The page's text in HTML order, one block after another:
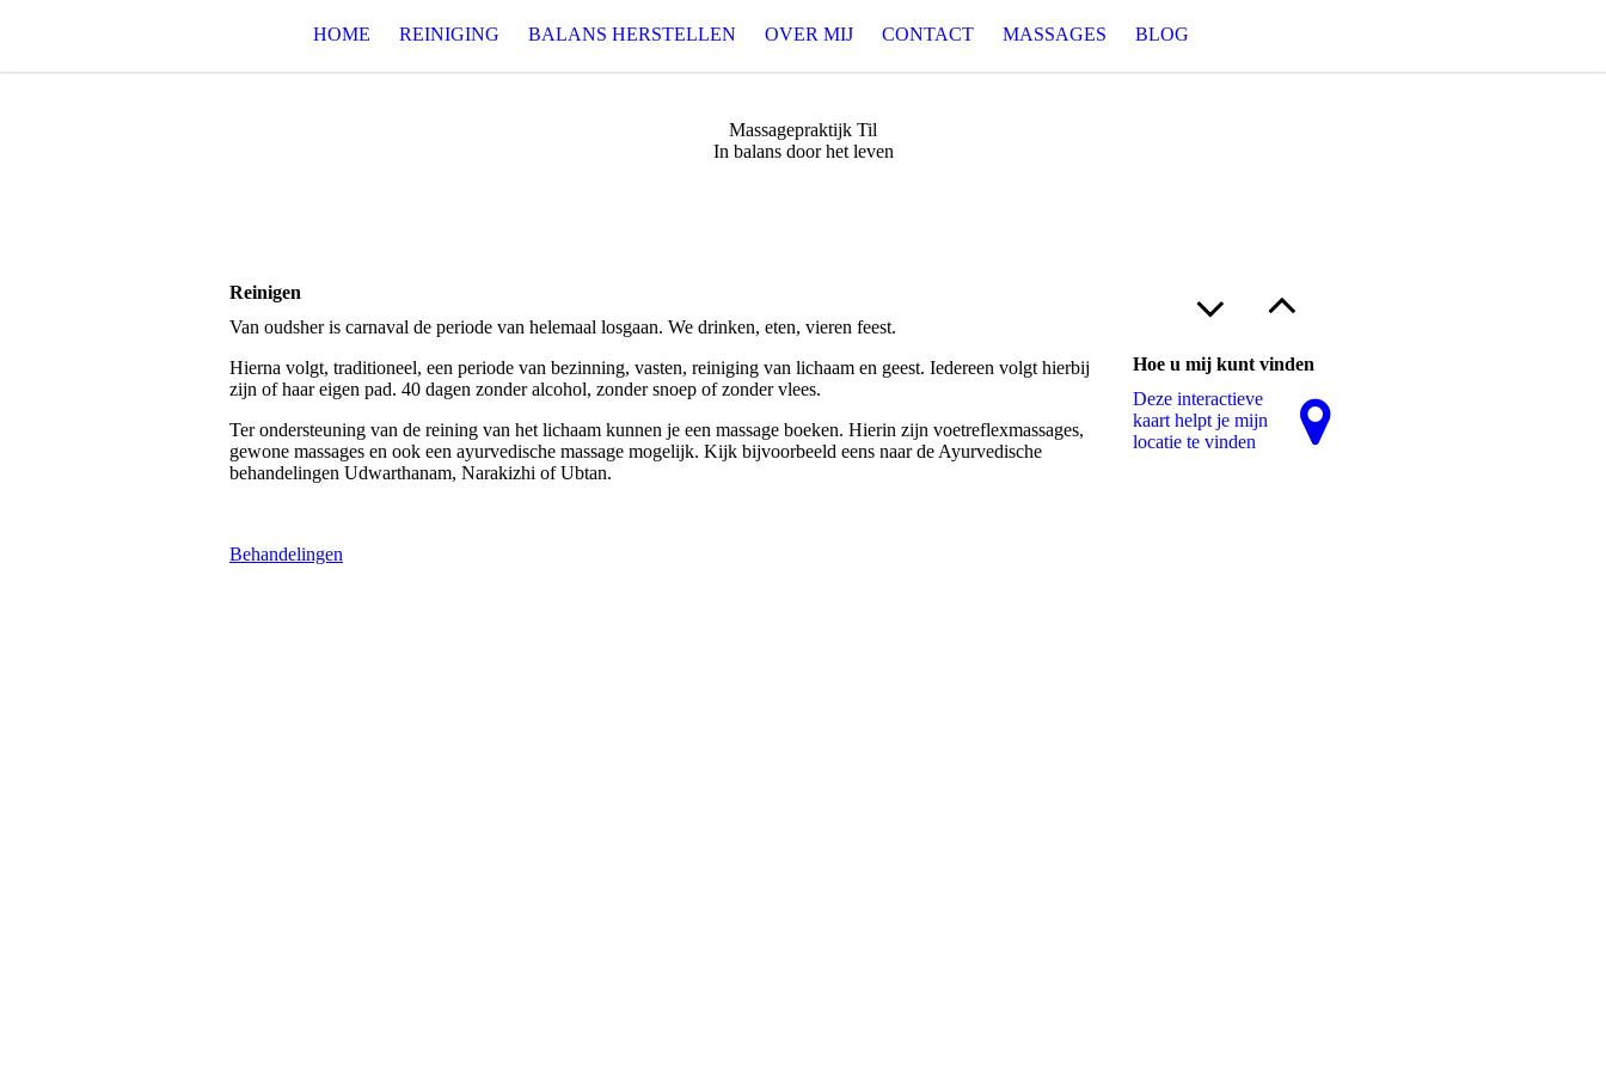
HOME REINIGING BALANS HERSTELLEN OVER MIJ CONTACT MASSAGES BLOG
Massagepraktijk Til
In balans door het leven
Reinigen
Van oudsher is carnaval de periode van helemaal losgaan. We drinken, eten, vieren feest.
Hierna volgt, traditioneel, een periode van bezinning, vasten, reiniging van lichaam en geest. Iedereen volgt hierbij
zijn of haar eigen pad. 40 dagen zonder alcohol, zonder snoep of zonder vlees.
Ter ondersteuning van de reining van het lichaam kunnen je een massage boeken. Hierin zijn voetreflexmassages,
gewone massages en ook een ayurvedische massage mogelijk. Kijk bijvoorbeeld eens naar de Ayurvedische
behandelingen Udwarthanam, Narakizhi of Ubtan.
Behandelingen
Hoe u mij kunt vinden
Deze interactieve
kaart helpt je mijn
locatie te vinden